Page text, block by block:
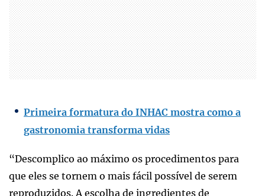
Primeira formatura do INHAC mostra como a
gastronomia transforma vidas
“Descomplico ao máximo os procedimentos para
que eles se tornem o mais fácil possível de serem
reproduzidos. A escolha de ingredientes de